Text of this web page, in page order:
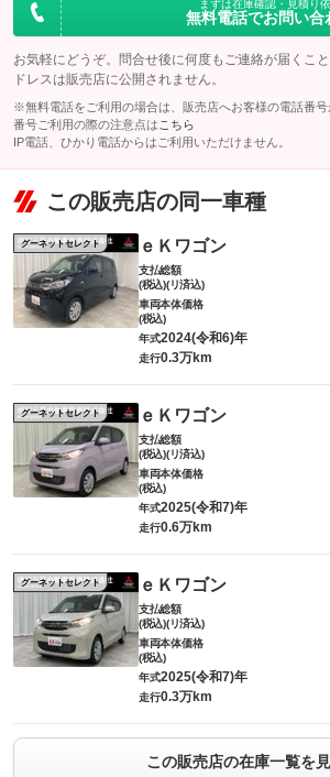
まずは在庫確認・見積り
無料電話でお問い合
お気軽にどうぞ。問合せ後に何度もご連絡が届くこ
ドレスは販売店に公開されません。
※無料電話をご利用の場合は、販売店へお客様の電話番
番号ご利用の際の注意点は こちら
IP電話、ひかり電話からはご利用いただけません。
この販売店の同一車種
グーネットセレクト ｅＫワゴン
支払総額
(税込)(リ済込)
車両本体価格
(税込)
年式2024(令和6)年
走行0.3万km
グーネットセレクト ｅＫワゴン
支払総額
(税込)(リ済込)
車両本体価格
(税込)
年式2025(令和7)年
走行0.6万km
グーネットセレクト ｅＫワゴン
支払総額
(税込)(リ済込)
車両本体価格
(税込)
年式2025(令和7)年
走行0.3万km
この販売店の在庫一覧を